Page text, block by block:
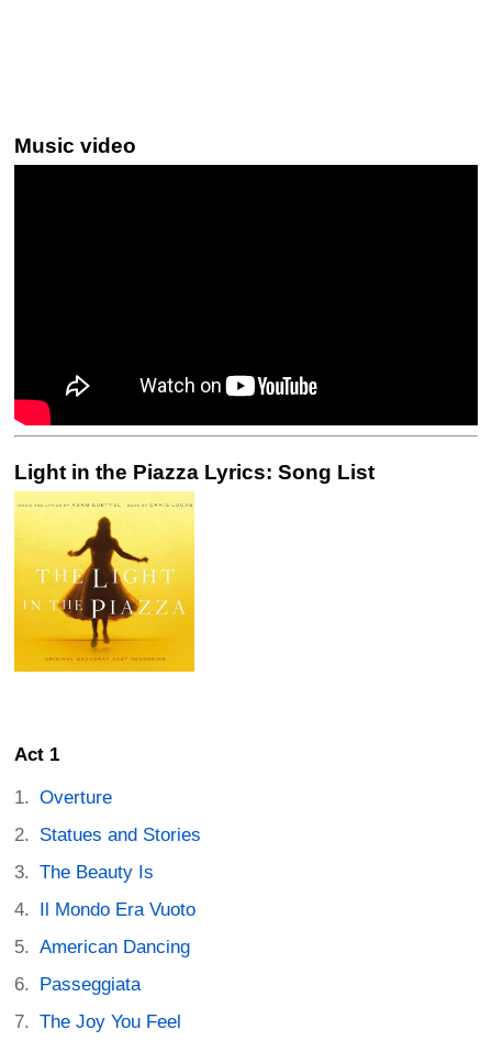
Music video
Light in the Piazza Lyrics: Song List
Act 1
Overture
Statues and Stories
The Beauty Is
Il Mondo Era Vuoto
American Dancing
Passeggiata
The Joy You Feel